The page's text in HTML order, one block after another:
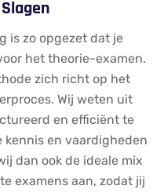
is zo opgezet dat je
het theorie-examen.
zich richt op het
Wij weten uit
en efficiënt te
kennis en vaardigheden
dan ook de ideale mix
examens aan, zodat jij